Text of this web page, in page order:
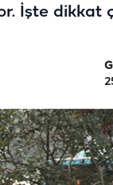
İşte dikkat